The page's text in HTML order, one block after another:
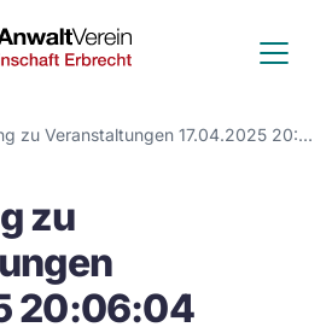
Deutscher
Anwalt
Verein
Anmeldung zu Veranstaltungen 17.04.2025 20:06:04
zu
20:06:04